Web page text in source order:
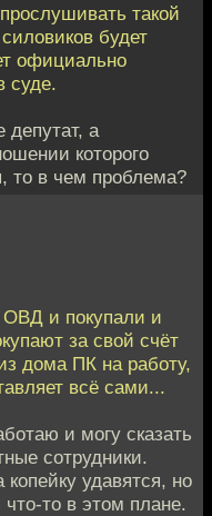
такой
будет
официальнo
суде.
депутат, а
которого
то в чем проблема?
и покупали и
за свой счёт
дома ПК на работу,
всё сами...
и могу сказать
сотрудники.
удавятся, но
что-то в этом плане.